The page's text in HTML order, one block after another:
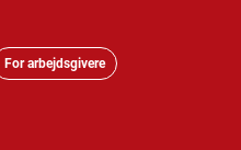
For arbejdsgivere